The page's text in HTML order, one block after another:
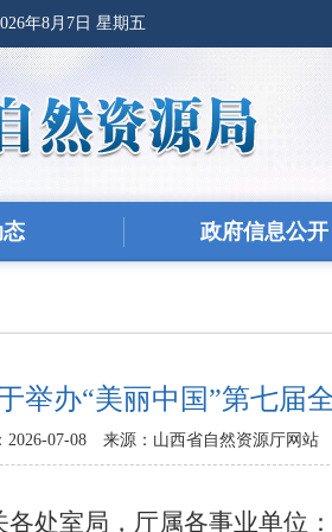
年8月7日 星期五
政府信息公开
举办“美丽中国”第七届
2026-07-08 来源：山西省自然资源厅网站
处室局，厅属各事业单位：